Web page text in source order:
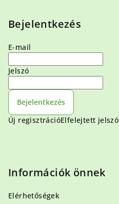
Bejelentkezés
E-mail
Jelszó
Bejelentkezés
Új regisztrációElfelejtett jelszó
Információk önnek
Elérhetőségek